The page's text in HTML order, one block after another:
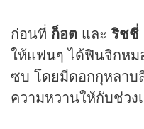
ก่อนที่ ก็อต และ ริชชี่
ให้แฟนๆ ได้ฟินจิกห
ซบ โดยมีดอกกุหลาบ
ความหวานให้กับช่วง